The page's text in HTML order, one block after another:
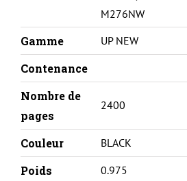
M276NW
Gamme UP NEW
Contenance
Nombre de
pages
2400
Couleur BLACK
Poids 0.975